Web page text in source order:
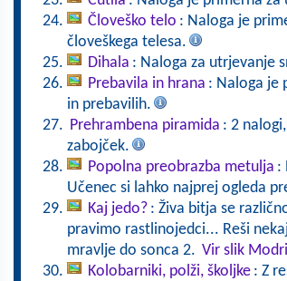
Človeško telo : Naloga je
človeškega telesa.
Dihala : Naloga za utrjevanje
Prebavila in hrana : Naloga je
in prebavilih.
Prehrambena piramida : 2
zabojček.
Popolna preobrazba metulja :
Učenec si lahko najprej ogleda
Kaj jedo? : Živa bitja se
pravimo rastlinojedci... Reši
mravlje do sonca 2. Vir slik
Kolobarniki, polži, školjke : Z